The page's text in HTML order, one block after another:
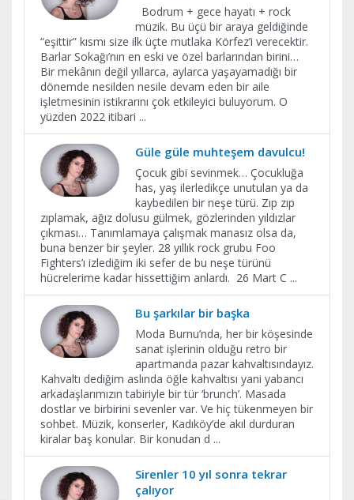
Bodrum + gece hayatı + rock
müzik. Bu üçü bir araya geldiğinde
“eşittir” kısmı size ilk üçte mutlaka Körfez’i verecektir.
Barlar Sokağı’nın en eski ve özel barlarından birini…
Bir mekânın değil yıllarca, aylarca yaşayamadığı bir
dönemde nesilden nesile devam eden bir aile
işletmesinin istikrarını çok etkileyici buluyorum. O
yüzden 2022 itibari ...
Güle güle muhteşem davulcu!
Çocuk gibi sevinmek… Çocukluğa
has, yaş ilerledikçe unutulan ya da
kaybedilen bir neşe türü. Zıp zıp
zıplamak, ağız dolusu gülmek, gözlerinden yıldızlar
çıkması… Tanımlamaya çalışmak manasız olsa da,
buna benzer bir şeyler. 28 yıllık rock grubu Foo
Fighters’ı izlediğim iki sefer de bu neşe türünü
hücrelerime kadar hissettiğim anlardı. 26 Mart C ...
Bu şarkılar bir başka
Moda Burnu’nda, her bir köşesinde
sanat işlerinin olduğu retro bir
apartmanda pazar kahvaltısındayız.
Kahvaltı dediğim aslında öğle kahvaltısı yani yabancı
arkadaşlarımızın tabiriyle bir tür ‘brunch’. Masada
dostlar ve birbirini sevenler var. Ve hiç tükenmeyen bir
sohbet. Müzik, konserler, Kadıköy’de akıl durduran
kiralar baş konular. Bir konudan d ...
Sirenler 10 yıl sonra tekrar
çalıyor